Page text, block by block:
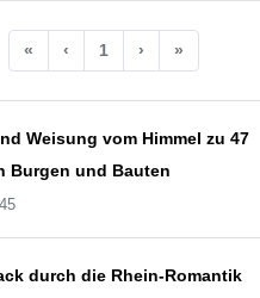
« ‹ 1 › »
Weisung vom Himmel zu 47
Burgen und Bauten
durch die Rhein-Romantik